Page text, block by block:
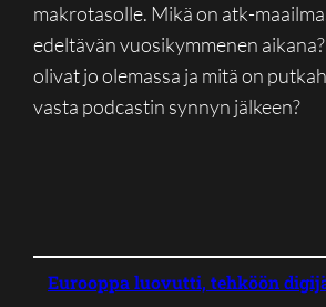
makrotasolle. Mikä on atk-
edeltävän vuosikymmenen
olivat jo olemassa ja mitä on
vasta podcastin synnyn jälkeen?
Eurooppa luovutti, tehköön